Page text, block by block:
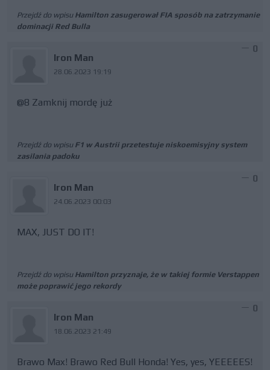
Przejdź do wpisu Hamilton zasugerował FIA sposób na zatrzymanie
dominacji Red Bulla
Iron Man
28.06.2023 19:19
0
@8 Zamknij mordę już
Przejdź do wpisu F1 w Austrii przetestuje niskoemisyjny system
zasilania padoku
Iron Man
24.06.2023 00:03
0
MAX, JUST DO IT!
Przejdź do wpisu Hamilton przyznaje, że w takiej formie Verstappen
może poprawić jego rekordy
Iron Man
18.06.2023 21:49
0
Brawo Max! Brawo Red Bull Honda! Yes, yes, YEEEEES!